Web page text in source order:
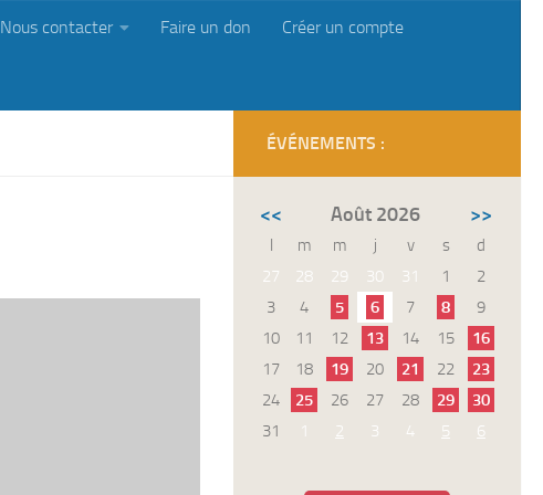
Nous contacter Faire un don Créer un compte
ÉVÉNEMENTS :
<< Août 2026 >>
l m m j v s
d
27
28 29 30 31 1
2
3
4 5 6 7 8
9
10
11 12 13 14 15
16
17
18 19 20 21 22
23
24
25 26 27 28 29
30
31
1 2 3 4 5 6